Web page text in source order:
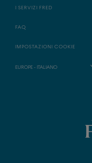
I SERVIZI FRED
FAQ
IMPOSTAZIONI COOKIE
EUROPE - ITALIANO